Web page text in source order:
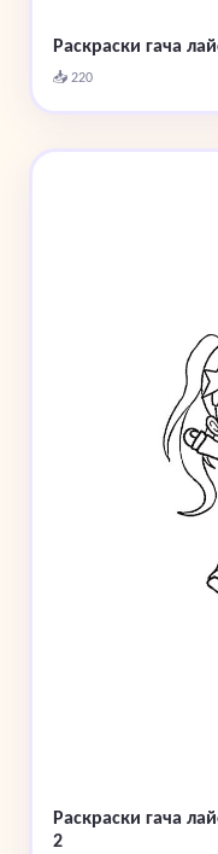
Раскраски гача
📥 220
Раскраски гача
2